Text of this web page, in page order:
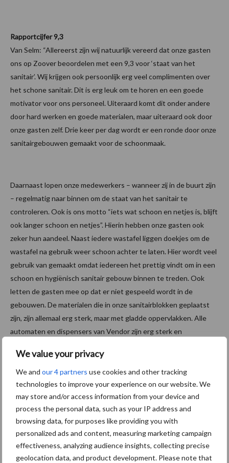
We value your privacy
We and our 4 partners use cookies and other tracking
technologies to improve your experience on our website. We
may store and/or access information from your device and
process the personal data, such as your IP address and
browsing data, for purposes like providing you with
personalized ads and content, measuring marketing campaign
effectiveness, analyzing audience insights, collecting precise
geolocation data, and product development. Please note that
Rapportcijfer 9,3
Van Selm: “Allereerst zijn wij natuurlijk vereerd dat onze gasten
ons op Zoover beoordelen met een 9,3 voor ‘staat van het
sanitair’. Wij krijgen ook persoonlijk erg veel complimenten over
het schone sanitair. Dit is erg leuk om te horen en een goede
motivator voor ons personeel. Uiteraard komt dit onder andere
door hard werken en goede materialen, maar uiteraard ook door
onze gasten zelf. Drie keer per dag wordt er een ronde door onze
sanitairgebouwen gemaakt voor de schoonmaak.
Daarnaast lopen onze medewerkers – wanneer zij in de buurt zijn
– regelmatig naar binnen om de staat van het sanitair te
controleren. Ook is ons motto “iets wat schoon en netjes is, blijft
ook langer schoon en netjes”. Hierin hebben onze gasten ook
zeker hun aandeel. Naast iedere wastafel liggen doekjes om de
wastafel na gebruik weer schoon achter te laten. Hier wordt veel
gebruik van gemaakt omdat iedereen het prettig vindt om in een
schoon en hygiënisch sanitair gebouw binnen te treden. Ook
letten de gasten mee op dat er niet gespeeld wordt in de
gebouwen. De materialen die in onze sanitairblokken geplaatst
zijn, zijn allemaal erg sterk, maar met gladde oppervlakken. Alle
automaten en dispensers van Vendor zijn erg sterk en
Daarnaast zijn ze – door de gladde oppervlakken – zeer goed
schoon te houden.”
Waardering Vendor
Van Selm: “Als ik aan Vendor denk en dit in 3 woorden ‘moet’
uitdrukken, dan denk ik aan: robuust, gemak en hygiënisch. Mijn